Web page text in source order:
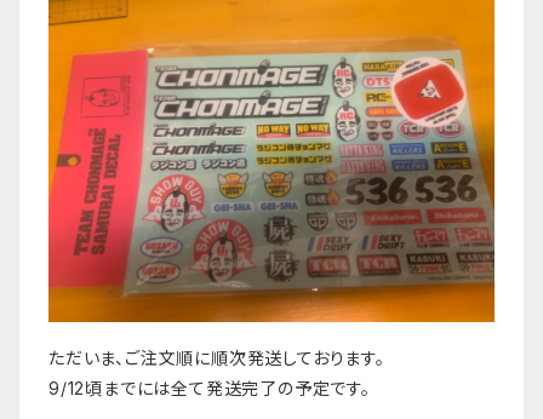
ただいま、ご注文順に順次発送しております。
9/12頃までには全て発送完了の予定です。